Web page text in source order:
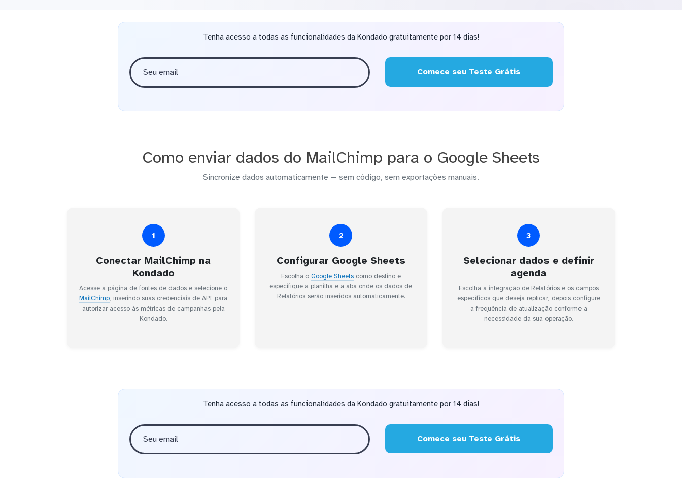
Tenha acesso a todas as funcionalidades da Kondado gratuitamente por 14 dias!
Comece seu Teste Grátis
Como enviar dados do MailChimp para o Google Sheets
Sincronize dados automaticamente — sem código, sem exportações manuais.
1
Conectar MailChimp na
Kondado
Acesse a página de fontes de dados e selecione o
MailChimp, inserindo suas credenciais de API para
autorizar acesso às métricas de campanhas pela
Kondado.
2
Configurar Google Sheets
Escolha o Google Sheetscomo destino e
especifique a planilha e a aba onde os dados de
Relatórios serão inseridos automaticamente.
3
Selecionar dados e definir
agenda
Escolha a integração de Relatórios e os campos
específicos que deseja replicar, depois configure
a frequência de atualização conforme a
necessidade da sua operação.
Tenha acesso a todas as funcionalidades da Kondado gratuitamente por 14 dias!
Comece seu Teste Grátis